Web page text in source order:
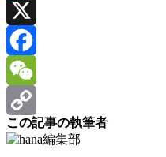
Line
X
Facebook
WeChat
Copy
この記事の執筆者